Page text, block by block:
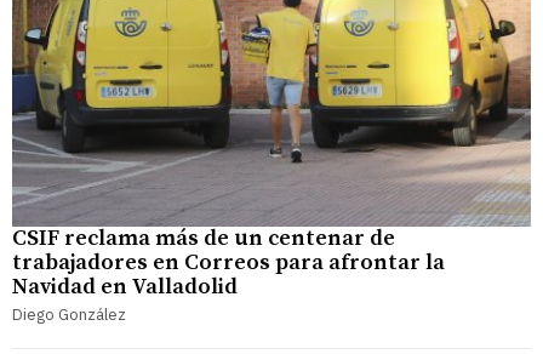
CSIF reclama más de un centenar de
trabajadores en Correos para afrontar la
Navidad en Valladolid
Diego González